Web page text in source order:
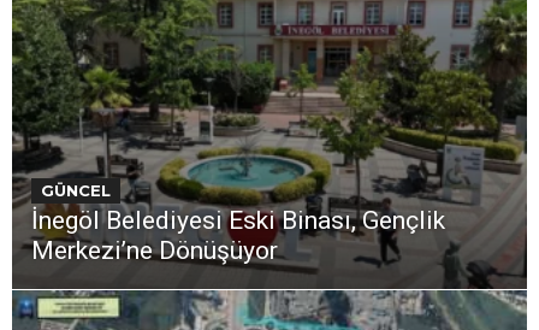
GÜNCEL
İnegöl Belediyesi Eski Binası, Gençlik
Merkezi’ne Dönüşüyor